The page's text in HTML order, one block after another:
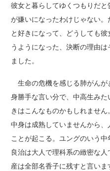
彼女と暮らしてゆくつもりだ
が嫌いになったわけじゃない
と好きになって、どうしても
うようになった、決断の理由
ました。
生命の危機を感じる肺がん
身勝手な言い分で、中高生み
きはこんなものかもしれませ
中身は成熟していませんから
ことが起こる。ユングのいう
良治は大人で理科系の緻密な
産は全部名香子に残すと言い